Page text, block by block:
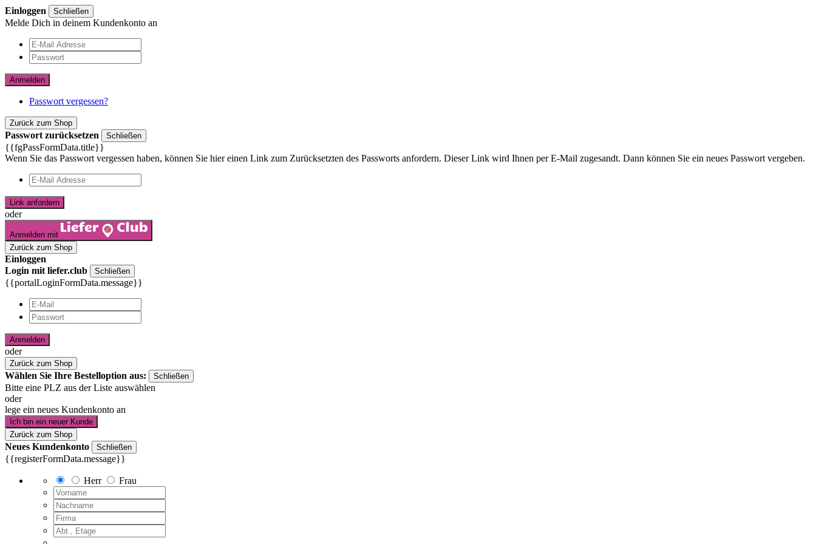
Einloggen Schließen
Melde Dich in deinem Kundenkonto an
Anmelden
Passwort vergessen?
Zurück zum Shop
Passwort zurücksetzen Schließen
{{fgPassFormData.title}}
Wenn Sie das Passwort vergessen haben, können Sie hier einen Link zum Zurücksetzten des Passworts anfordern. Dieser Link wird Ihnen per E-Mail zugesandt. Dann können Sie ein neues Passwort vergeben.
Link anfordern
oder
Anmelden mit
Zurück zum Shop
Einloggen
Login mit liefer.club
Schließen
{{portalLoginFormData.message}}
Anmelden
oder
Zurück zum Shop
Wählen Sie Ihre Bestelloption aus: Schließen
Bitte eine PLZ aus der Liste auswählen
oder
lege ein neues Kundenkonto an
Ich bin ein neuer Kunde
Zurück zum Shop
Neues Kundenkonto Schließen
{{registerFormData.message}}
Herr Frau